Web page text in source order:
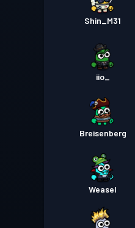
Shin_M31
iio_
Breisenberg
Weasel